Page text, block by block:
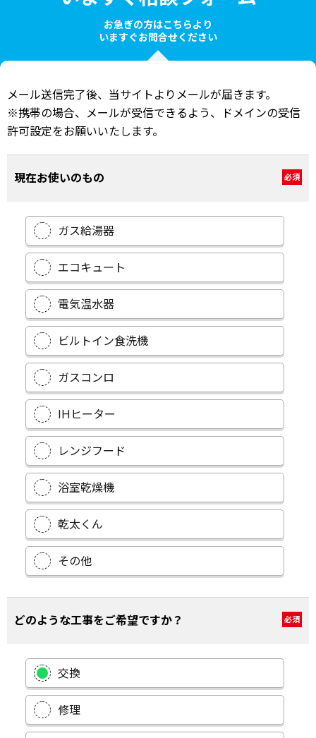
お急ぎの方はこちらより
いますぐお問合せください
メール送信完了後、当サイトよりメールが届きます。
※携帯の場合、メールが受信できるよう、ドメインの受信
許可設定をお願いいたします。
現在お使いのもの 必須
ガス給湯器
エコキュート
電気温水器
ビルトイン食洗機
ガスコンロ
IHヒーター
レンジフード
浴室乾燥機
乾太くん
その他
どのような工事をご希望ですか？ 必須
交換
修理